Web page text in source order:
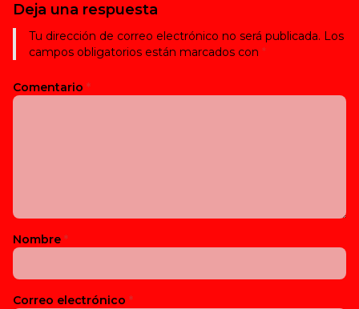
Deja una respuesta
Tu dirección de correo electrónico no será publicada. Los
campos obligatorios están marcados con *
Comentario *
Nombre *
Correo electrónico *